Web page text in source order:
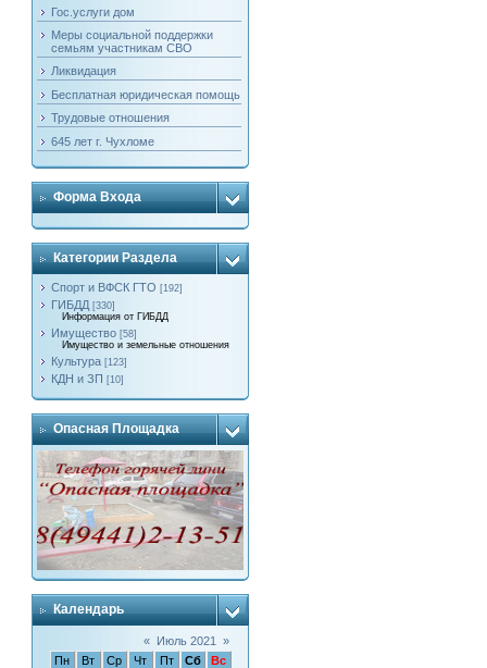
Гос.услуги дом
Меры социальной поддержки
семьям участникам СВО
Ликвидация
Бесплатная юридическая помощь
Трудовые отношения
645 лет г. Чухломе
Форма Входа
Категории Раздела
Спорт и ВФСК ГТО [192]
ГИБДД [330]
Информация от ГИБДД
Имущество [58]
Имущество и земельные отношения
Культура [123]
КДН и ЗП [10]
Опасная Площадка
Календарь
« Июль 2021
»
Пн
Вт Ср Чт Пт Сб
Вс